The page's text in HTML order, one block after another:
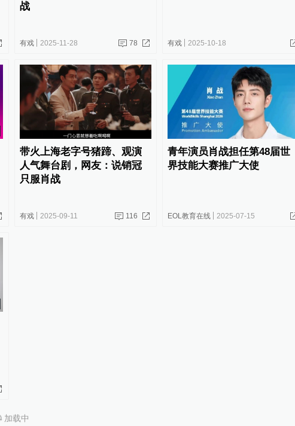
战
有戏 2025-11-28 78 有戏 2025-10-18
带火上海老字号猪蹄、观演
人气舞台剧，网友：说销冠
只服肖战
有戏 2025-09-11 116
青年演员肖战担任第48届世
界技能大赛推广大使
EOL教育在线 2025-07-15
加载中